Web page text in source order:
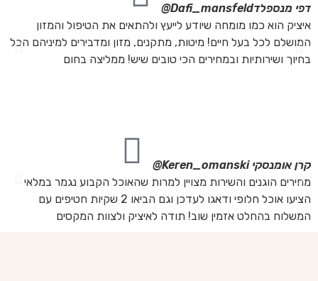
דפי מנספלדDafi_mansfeld@
איציק הוא כמו מומחה שיודע לייעץ ולהתאים את הטיפול והמזון
המושלם לכל בעל חיים! מיטות, מתקנים, מזון ומדבירים למיניהם הכל
בחיוך ושירותיות ובמחירים הכי טובים שיש! ממליצה בחום
קרן אומנסקיKeren_omanski@
מחירים הוגנים והשירות מצויין למרות שהאוכל הקבוע נגמר במלאי
הציעו אוכל חלופי ודאגו לעדכן וגם הביאו 2 שקיות חטיפים עם
המשלוח בהחלט אזמין שוב! תודה לאיציק ולצוות המקסים